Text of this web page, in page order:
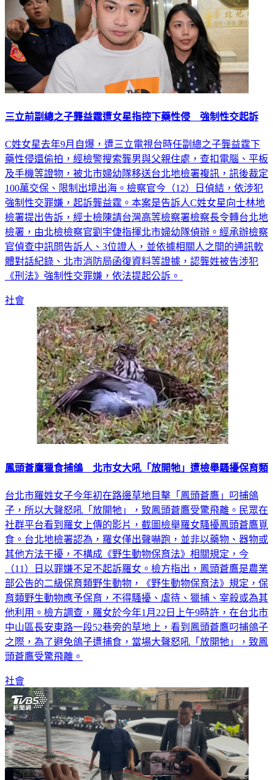
C姓女星去年9月自爆，遭三立電視台時任副總之子龔益霆下
藥性侵還偷拍，經檢警搜索龔男與父親住處，查扣電腦、平板
及手機等證物，被北市婦幼隊移送台北地檢署複訊，訊後裁定
100萬交保、限制出境出海。檢察官今（12）日偵結，依涉犯
強制性交罪嫌，起訴龔益霆。本案是告訴人C姓女星向士林地
檢署提出告訴，經士檢陳請台灣高等檢察署檢察長令轉台北地
檢署，由北檢檢察官劉宇倢指揮北市婦幼隊偵辦。經承辦檢察
官偵查中訊問告訴人、3位證人，並依據相關人之間的通訊軟
體對話紀錄、北市消防局函復資料等證據，認龔姓被告涉犯
台北市羅姓女子今年初在路邊草地目擊「鳳頭蒼鷹」叼捕鴿
子，所以大聲怒吼「放開牠」，致鳳頭蒼鷹受驚飛離。民眾在
社群平台看到羅女上傳的影片，截圖檢舉羅女騷擾鳳頭蒼鷹覓
食。台北地檢署認為，羅女僅出聲嚇跑，並非以藥物、器物或
其他方法干擾，不構成《野生動物保育法》相關規定，今
（11）日以罪嫌不足不起訴羅女。檢方指出，鳳頭蒼鷹是農業
部公告的二級保育類野生動物，《野生動物保育法》規定，保
育類野生動物應予保育，不得騷擾、虐待、獵捕、宰殺或為其
他利用。檢方調查，羅女於今年1月22日上午9時許，在台北市
中山區長安東路一段52巷旁的草地上，看到鳳頭蒼鷹叼捕鴿子
之際，為了避免鴿子遭捕食，當場大聲怒吼「放開牠」，致鳳
社會